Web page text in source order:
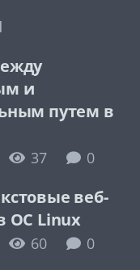
и
путем в
37 0
веб-
ОС Linux
60 0